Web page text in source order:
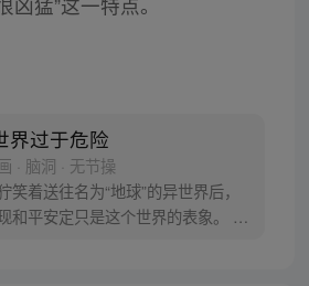
界过于危险
· 脑洞 · 无节操
笑着送往名为“地球”的异世界后，
和平安定只是这个世界的表象。 恶